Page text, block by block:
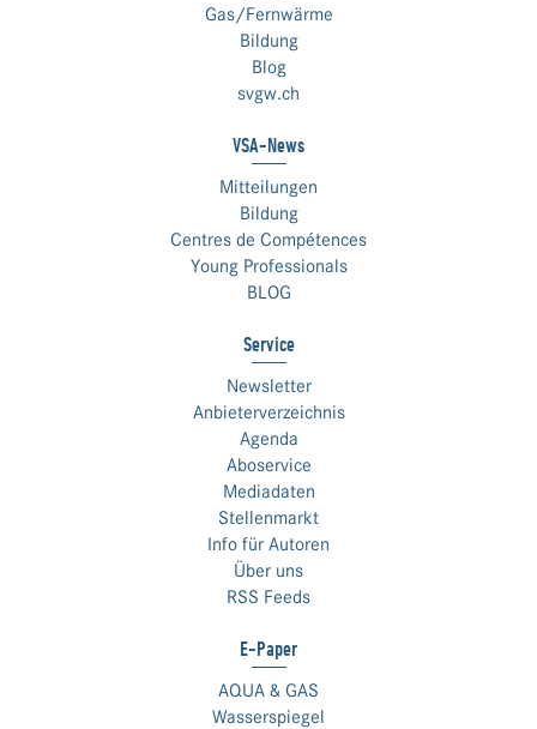
Gas/Fernwärme
Bildung
Blog
svgw.ch
VSA-News
Mitteilungen
Bildung
Centres de Compétences
Young Professionals
BLOG
Service
Newsletter
Anbieterverzeichnis
Agenda
Aboservice
Mediadaten
Stellenmarkt
Info für Autoren
Über uns
RSS Feeds
E-Paper
AQUA & GAS
Wasserspiegel